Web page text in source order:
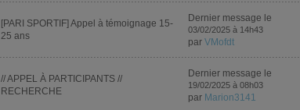
[PARI SPORTIF] Appel à témoignage 15-
25 ans
Dernier message le
03/02/2025 à 14h43
par VMofdt
// APPEL À PARTICIPANTS //
RECHERCHE
Dernier message le
19/02/2025 à 08h03
par Marion3141